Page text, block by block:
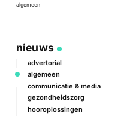
algemeen
nieuws
advertorial
algemeen
communicatie & media
gezondheidszorg
hooroplossingen